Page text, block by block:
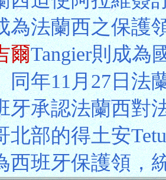
為法蘭西之保護
爾Tangier則成為
同年11月27日法
牙承認法蘭西對
北部的得土安
西班牙保護領，